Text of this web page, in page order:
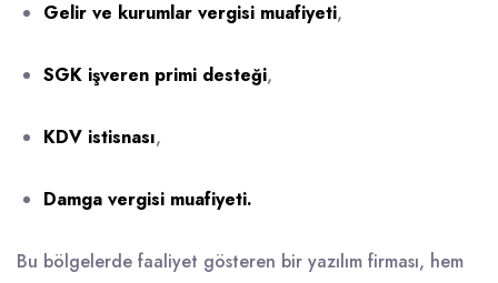
Gelir ve kurumlar vergisi muafiyeti,
SGK işveren primi desteği,
KDV istisnası,
Damga vergisi muafiyeti.
Bu bölgelerde faaliyet gösteren bir yazılım firması, hem